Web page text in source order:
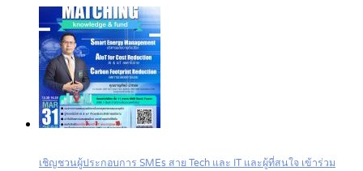
เชิญชวนผู้ประกอบการ SMEs สาย Tech และ IT และผู้ที่สนใจ เข้าร่วม